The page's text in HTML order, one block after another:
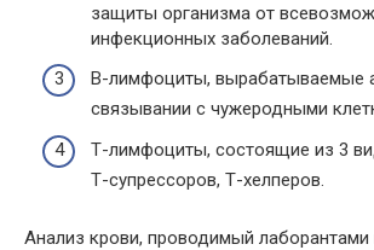
защиты организма от
инфекционных заболеваний.
В-лимфоциты, вырабатываемые
связывании с чужеродными
Т-лимфоциты, состоящие из 3
Т-супрессоров, Т-хелперов.
Анализ крови, проводимый лаборантами